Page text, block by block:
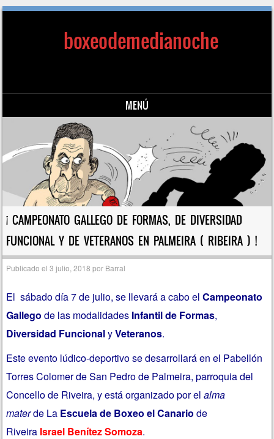
boxeodemedianoche
MENÚ
Saltar al contenido
¡ CAMPEONATO GALLEGO DE FORMAS, DE DIVERSIDAD
FUNCIONAL Y DE VETERANOS EN PALMEIRA ( RIBEIRA ) !
Publicado el3 julio, 2018 por Barral
El sábado día 7 de julio, se llevará a cabo elCampeonato
Gallego de las modalidades Infantil de Formas,
Diversidad FuncionalyVeteranos.
Este evento lúdico-deportivo se desarrollará en el Pabellón
Torres Colomer de San Pedro de Palmeira, parroquia del
Concello de Riveira, y está organizado por el alma
materde La Escuela de Boxeo el Canario de
Riveira Israel Benítez Somoza.